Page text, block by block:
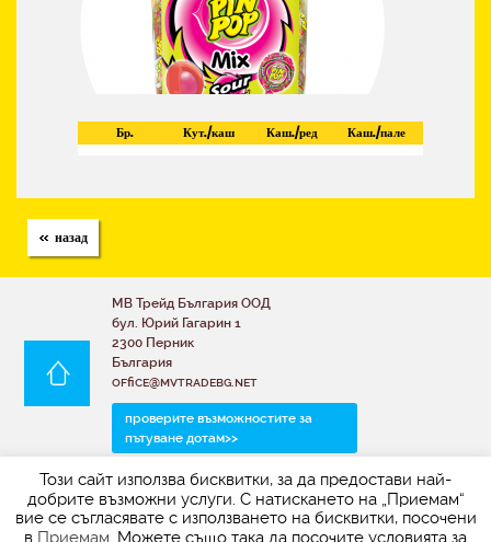
Бр. Кут./каш Каш./ред Каш./пале
назад
МВ Трейд България ООД
бул. Юрий Гагарин 1
2300 Перник
България
office@mvtradebg.net
проверите възможностите за
пътуване дотам>>
За да получите актуалната ценова листа заедно
със снимките, моля свържете се с нас по
електронната поща:
office@mvtradebg.net
Този сайт използва бисквитки, за да предостави най-
добрите възможни услуги. С натискането на „Приемам“
вие се съгласявате с използването на бисквитки, посочени
в Приемам . Можете също така да посочите условията за